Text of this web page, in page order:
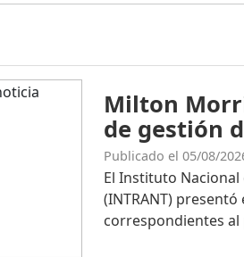
Milton
de gestión
Publicado el 05/08/
El Instituto
(INTRANT)
correspondientes al